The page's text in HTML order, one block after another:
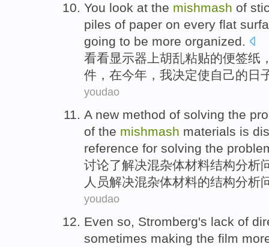
You look at the mishmash of
piles of paper on every flat
going to be more organized.
看看显示器 上胡乱粘贴的便签纸
件 ，在今年 ， 我决定使自己的日
youdao
A new method of solving the
of the mishmash materials is
reference for solving the
讨论了解决混杂体材料结构分析
人员解决混杂体材料的结构分析
youdao
Even so, Stromberg's lack of
sometimes making the film